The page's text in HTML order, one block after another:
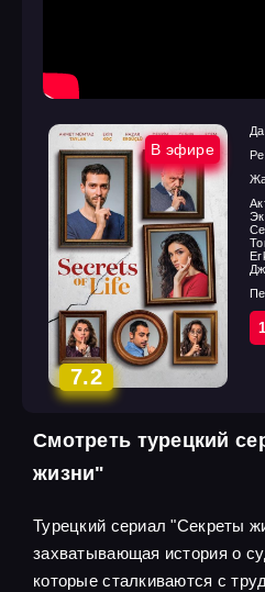
В эфире
7.2
Смотреть турецкий
жизни"
Турецкий сериал "Секреты
захватывающая история о
которые сталкиваются с